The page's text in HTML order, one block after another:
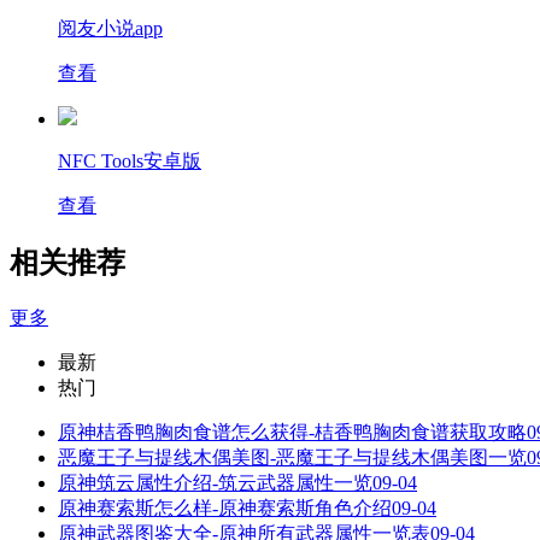
阅友小说app
查看
NFC Tools安卓版
查看
相关推荐
更多
最新
热门
原神桔香鸭胸肉食谱怎么获得-桔香鸭胸肉食谱获取攻略
恶魔王子与提线木偶美图-恶魔王子与提线木偶美图一览
原神筑云属性介绍-筑云武器属性一览09-04
原神赛索斯怎么样-原神赛索斯角色介绍09-04
原神武器图鉴大全-原神所有武器属性一览表09-04